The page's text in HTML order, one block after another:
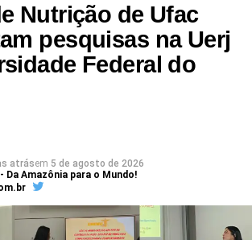
Nutrição de Ufac
pesquisas na Uerj
Federal do
atrásem 5 de agosto de 2026
Da Amazônia para o Mundo!